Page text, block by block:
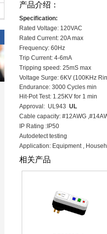
产品介绍：
Specification:
Rated Voltage: 120VAC
Rated Current: 20A max
Frequency: 60Hz
Trip Current: 4-6mA
Tripping speed: 25mS max
Voltage Surge: 6KV (100KHz
Endurance: 3000 Cycles min
Hit-Pot Test: 1.25KV for 1 min
Approval: UL943 UL
Cable capacity: #12AWG
IP Rating :IP50
Autodetect testing
Application: Equipment ,
相关产品